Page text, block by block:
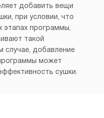
добавить вещи
при условии, что
этапах программы,
такой
случае, добавление
может
сушки.